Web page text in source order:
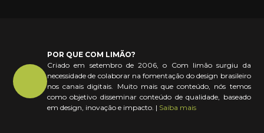
POR QUE COM LIMÃO?
Criado em setembro de 2006, o Com limão surgiu da
necessidade de colaborar na fomentação do design brasileiro
nos canais digitais. Muito mais que conteúdo, nós temos
como objetivo disseminar conteúdo de qualidade, baseado
em design, inovação e impacto. | Saiba mais